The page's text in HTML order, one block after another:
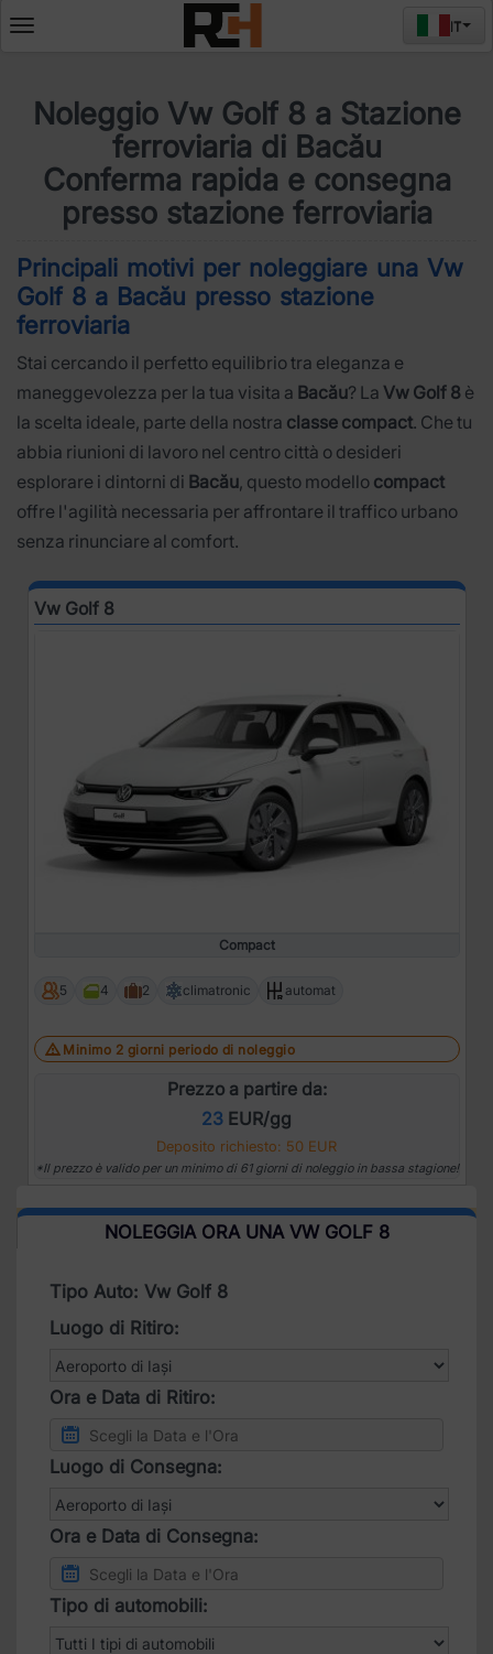
Deschide
IT
Noleggio Vw Golf 8 a Stazione
ferroviaria di Bacău
Conferma rapida e consegna
presso stazione ferroviaria
Principali motivi per noleggiare una Vw
Golf 8 a Bacău presso stazione
ferroviaria
Stai cercando il perfetto equilibrio tra eleganza e
maneggevolezza per la tua visita a Bacău? La Vw Golf 8 è
la scelta ideale, parte della nostra classe compact. Che tu
abbia riunioni di lavoro nel centro città o desideri
esplorare i dintorni di Bacău, questo modello compact
offre l'agilità necessaria per affrontare il traffico urbano
senza rinunciare al comfort.
Vw Golf 8
Compact
5 4 2 climatronic automat
Minimo 2 giorni periodo di noleggio
Prezzo a partire da:
23 EUR/gg
Deposito richiesto: 50 EUR
*Il prezzo è valido per un minimo di 61 giorni di noleggio in bassa stagione!
NOLEGGIA ORA UNA VW GOLF 8
Tipo Auto: Vw Golf 8
Luogo di Ritiro:
Ora e Data di Ritiro:
Luogo di Consegna:
Ora e Data di Consegna:
Tipo di automobili: